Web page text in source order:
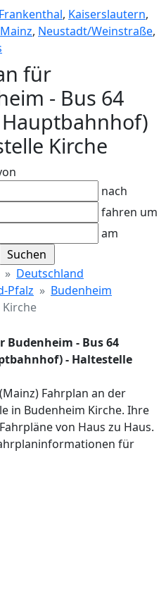
Frankenthal, Kaiserslautern,
Mainz, Neustadt/Weinstraße,
für
- Bus 64
Kirche
nach
fahren um
am
Deutschland
Pfalz
Budenheim
Kirche
Budenheim - Bus 64
- Haltestelle
Fahrplan an der
in Budenheim Kirche. Ihre
von Haus zu Haus.
für